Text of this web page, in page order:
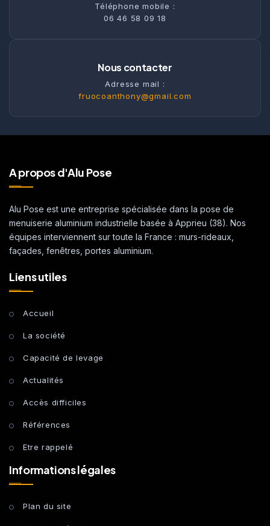
Téléphone mobile :
06 46 58 09 18
Nous contacter
Adresse mail :
fruocoanthony@gmail.com
A propos d'Alu Pose
Alu Pose est une entreprise spécialisée dans la pose de
menuiserie aluminium industrielle basée à Apprieu (38). Nos
équipes interviennent sur toute la France : murs-rideaux,
façades, fenêtres, portes aluminium.
Liens utiles
Accueil
La société
Capacité de levage
Actualités
Accès difficiles
Références
Etre rappelé
Informations légales
Plan du site